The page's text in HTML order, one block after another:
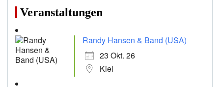
Veranstaltungen
Randy Hansen & Band (USA)
23 Okt. 26
Kiel